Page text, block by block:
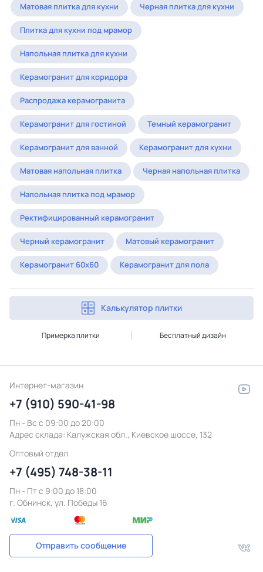
Матовая плитка для кухни Черная плитка для кухни
Плитка для кухни под мрамор
Напольная плитка для кухни
Керамогранит для коридора
Распродажа керамогранита
Керамогранит для гостиной Темный керамогранит
Керамогранит для ванной Керамогранит для кухни
Матовая напольная плитка Черная напольная плитка
Напольная плитка под мрамор
Ректифицированный керамогранит
Черный керамогранит Матовый керамогранит
Керамогранит 60x60 Керамогранит для пола
Калькулятор плитки
Примерка плитки Бесплатный дизайн
Интернет-магазин
+7 (910) 590-41-98
Пн - Вс с 09:00 до 20:00
Адрес склада: Калужская обл., Киевское шоссе, 132
Оптовый отдел
+7 (495) 748-38-11
Пн - Пт c 9:00 до 18:00
г. Обнинск, ул. Победы 16
Отправить сообщение